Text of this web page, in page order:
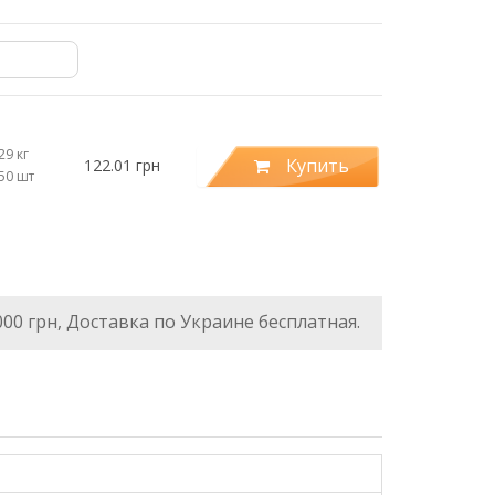
кг
шт
122.01 грн Купить
грн, Доставка по Украине бесплатная.